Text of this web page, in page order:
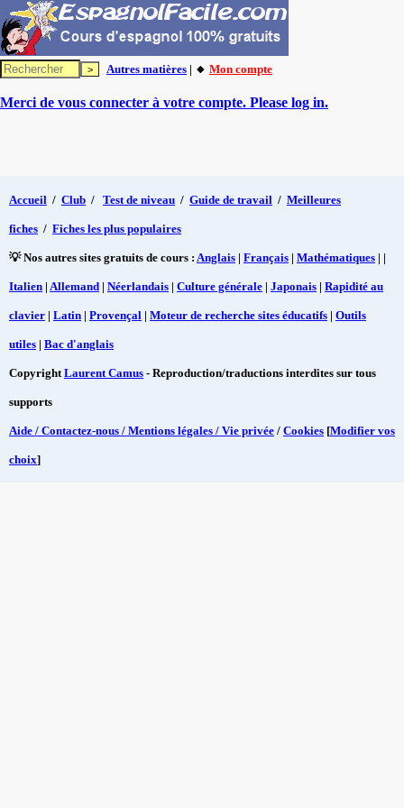
Autres matières | 🔸 Mon compte
Merci de vous connecter à votre compte. Please log in.
Accueil / Club / Test de niveau / Guide de travail / Meilleures
fiches / Fiches les plus populaires
💡 Nos autres sites gratuits de cours : Anglais | Français | Mathématiques | |
Italien | Allemand | Néerlandais | Culture générale | Japonais | Rapidité au
clavier | Latin | Provençal | Moteur de recherche sites éducatifs | Outils
utiles | Bac d'anglais
CopyrightLaurent Camus - Reproduction/traductions interdites sur tous
supports
Aide / Contactez-nous / Mentions légales / Vie privée / Cookies [Modifier vos
choix]